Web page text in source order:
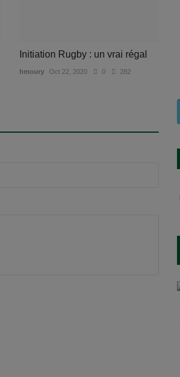
Initiation Rugby : un vrai régal
hmoury Oct 22, 2020 0 282